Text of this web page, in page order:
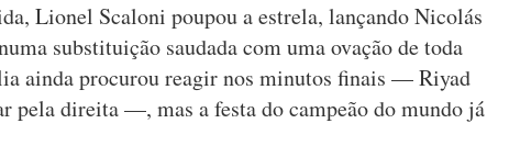
Lionel Scaloni poupou a estrela, lançando Nicolás
substituição saudada com uma ovação de toda
ainda procurou reagir nos minutos finais — Riyad
pela direita —, mas a festa do campeão do mundo já